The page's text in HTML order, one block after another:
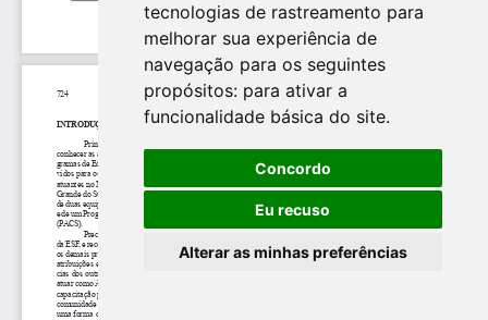
tecnologias de rastreamento para
melhorar sua experiência de
navegação para os seguintes
propósitos: para ativar a
funcionalidade básica do site.
Concordo
Eu recuso
Alterar as minhas preferências